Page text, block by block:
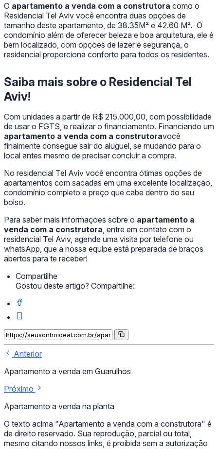
O apartamento a venda com a construtora como o
Residencial Tel Aviv você encontra duas opções de
tamanho deste apartamento, de 38.35M² e 42.60 M². O
condomínio além de oferecer beleza e boa arquitetura, ele é
bem localizado, com opções de lazer e segurança, o
residencial proporciona conforto para todos os residentes.
Saiba mais sobre o Residencial Tel
Aviv!
Com unidades a partir de R$ 215.000,00, com possibilidade
de usar o FGTS, e realizar o financiamento. Financiando um
apartamento a venda com a construtoravocê
finalmente consegue sair do aluguel, se mudando para o
local antes mesmo de precisar concluir a compra.
No residencial Tel Aviv você encontra ótimas opções de
apartamentos com sacadas em uma excelente localização,
condomínio completo e preço que cabe dentro do seu
bolso.
Para saber mais informações sobre o apartamento a
venda com a construtora , entre em contato com o
residencial Tel Aviv, agende uma visita por telefone ou
whatsApp, que a nossa equipe está preparada de braços
abertos para te receber!
Compartilhe
Gostou deste artigo? Compartilhe:
Anterior
Apartamento a venda em Guarulhos
Próximo
Apartamento a venda na planta
O texto acima "Apartamento a venda com a construtora" é
de direito reservado. Sua reprodução, parcial ou total,
mesmo citando nossos links, é proibida sem a autorização